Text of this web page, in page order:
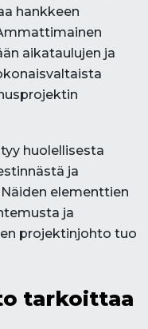
hankkeen
aikataulujen ja
huolellisesta
ja
elementtien
ja
projektinjohto tuo
tarkoittaa